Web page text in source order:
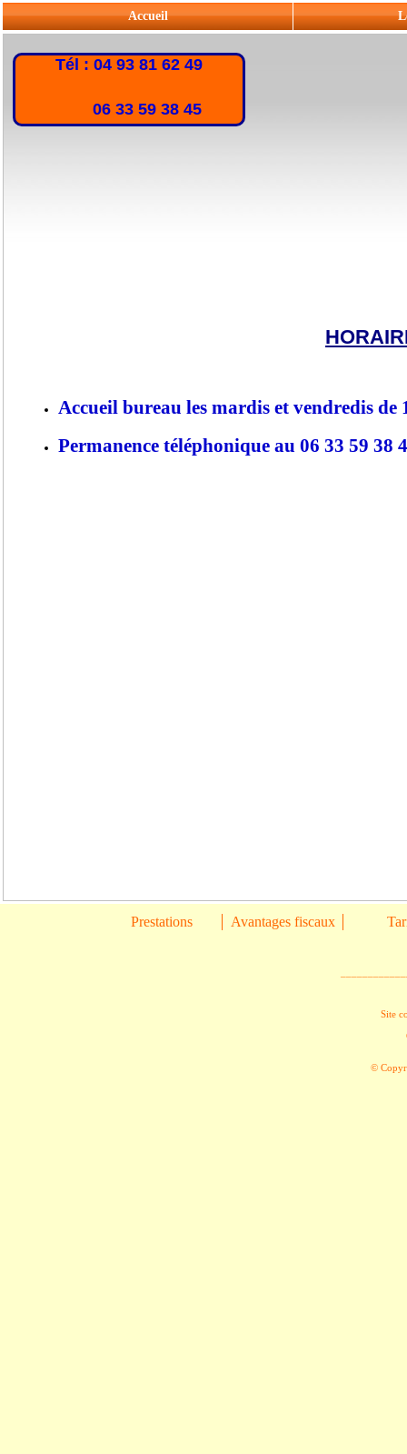
Accueil
Tél : 04 93 81 62 49
06 33 59 38 45
Accueil bureau les mardis et vendredis de
Permanence téléphonique au 06 33 59 38
Prestations Avantages fiscaux
Site
©